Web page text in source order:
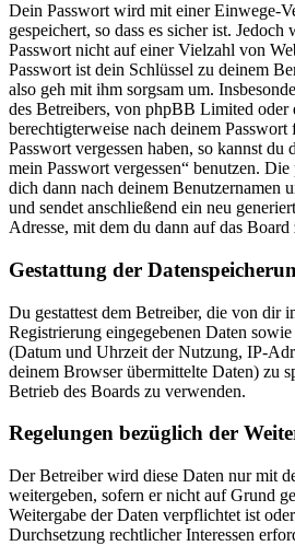
Dein Passwort wird mit einer Einwege-
gespeichert, so dass es sicher ist.
Passwort nicht auf einer Vielzahl von
Passwort ist dein Schlüssel zu deinem
also geh mit ihm sorgsam um.
des Betreibers, von phpBB Limited oder
berechtigterweise nach deinem Passwort
Passwort vergessen haben, so kannst du
mein Passwort vergessen“ benutzen.
dich dann nach deinem Benutzernamen
und sendet anschließend ein neu
Adresse, mit dem du dann auf das
Gestattung der
Du gestattest dem Betreiber, die von dir
Registrierung eingegebenen Daten
(Datum und Uhrzeit der Nutzung, IP-
deinem Browser übermittelte Daten) zu
Betrieb des Boards zu verwenden.
Regelungen bezüglich der
Der Betreiber wird diese Daten nur mit
weitergeben, sofern er nicht auf Grund
Weitergabe der Daten verpflichtet ist
Durchsetzung rechtlicher Interessen